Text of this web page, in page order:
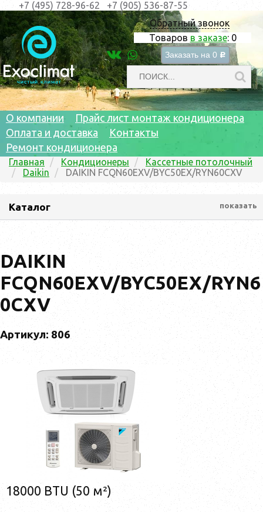
Обратный звонок
Товаров в заказе: 0
Заказать на 0 c
+7 (495) 728-96-62 +7 (905) 536-87-55
О компании
Прайс лист монтаж кондиционера
Оплата и доставка
Контакты
Ремонт кондиционера
Главная Кондиционеры
Кассетные потолочный
Daikin
DAIKIN FCQN60EXV/BYC50EX/RYN60CXV
Каталог показать
DAIKIN
FCQN60EXV/BYC50EX/RYN6
0CXV
Артикул: 806
18000 BTU (50 м²)